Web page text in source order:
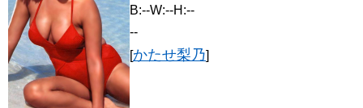
B:--W:--H:--
--
[かたせ梨乃]